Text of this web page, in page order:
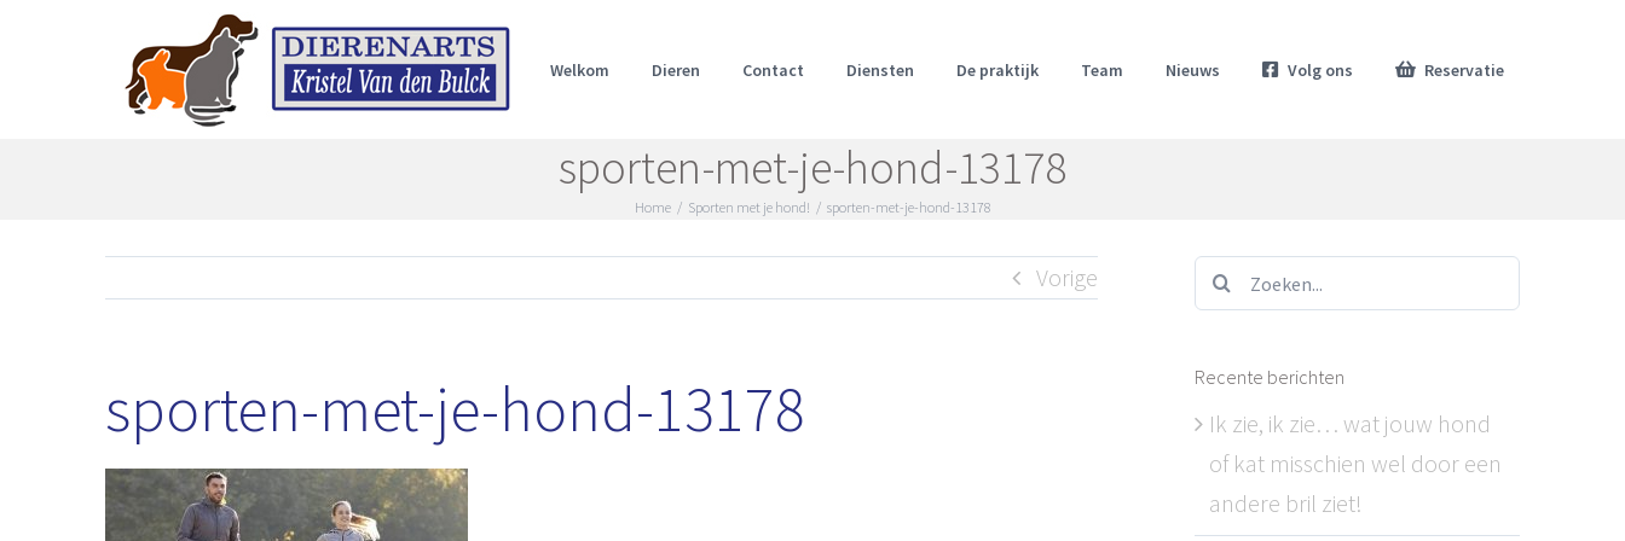
Welkom Dieren Contact Diensten De praktijk Team Nieuws Volg ons Reservatie
sporten-met-je-hond-13178
Home / Sporten met je hond! / sporten-met-je-hond-13178
Vorige
sporten-met-je-hond-13178
Zoeken...
Recente berichten
Ik zie, ik zie… wat jouw hond
of kat misschien wel door een
andere bril ziet!